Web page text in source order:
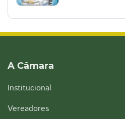
A Câmara
Institucional
Vereadores